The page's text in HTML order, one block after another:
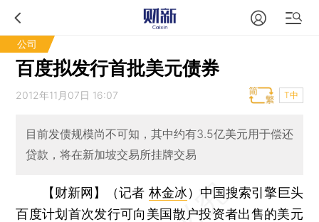
公司
百度拟发行首批美元债券
2012年11月07日 16:07 T中
目前发债规模尚不可知，其中约有3.5亿美元用于偿还
贷款，将在新加坡交易所挂牌交易
【财新网】（记者 林金冰） 中国搜索引擎巨头
百度计划首次发行可向美国散户投资者出售的美元